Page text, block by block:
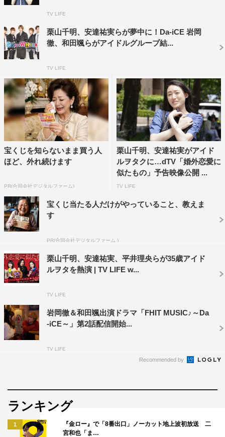
岩岡徹
：それ“第1印象と会
った時の違いどうです
か”っていう質問の答えじ
ゃん（笑）
敦貴：（再度質問を確認
して）楽しかったです！
一同：（笑）
敦貴：本当に撮影現場が
楽しくて、メンバーにた
くさんいじっていただけ
て幸せですし、女優さん
方からも学ぶ事が多くありました。
聖貴：僕も将熙くんが言っていたように、ダンスの振り入
れの時、今アーティストとしてやられているDa-iCEさん
演技の部分は、ドラマに出演するのが初めてだったので、
どう演じればよいか現場で考えながらやっていたんですけ
し、それぞれの演技を見て、次の演技のやり方を考えるの
も勉強になりました。初ドラマ撮影でたくさん学ぶことが
として）7年一緒にいるので、そういった中でやるってい
うのも新鮮で面白かったです。
TV LIFE
栗山千明、安達祐実らが夢中に！Da-iCE 岩岡
徹、和田颯らがアイドルグループ結...
TV LIFE
宝くじを知らないまま買う人
ほど、外れ続けます
PR(合同会社デジタルファーム)
栗山千明、安達祐実がアイド
ルヲタクに…dTV「婚外恋愛に
似たもの」予告映像公開 ...
TV LIFE
宝くじ当たる人だけがやっていること、教えま
す
PR(合同会社デジタルファーム )
栗山千明、安達祐実、平井理央らが35歳アイド
ルヲタを熱演 | TV LIFE w...
TV LIFE
岩岡徹＆和田颯出演ドラマ「FHIT MUSIC♪～Da
-iCE～」第2話配信開始...
TV LIFE
Recommended by
ランキング
1
『金ロー』で「8番出口」ノーカット地上波初放送 二
宮和也「ま…